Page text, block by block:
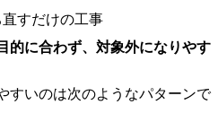
すだけの工事
的に合わず、対象外になりやす
すいのは次のようなパターンで